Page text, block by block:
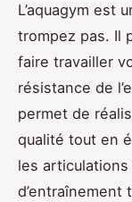
L’aquagym est
trompez pas. Il
faire travailler
résistance de
permet de
qualité tout en
les articulations
d’entraînement